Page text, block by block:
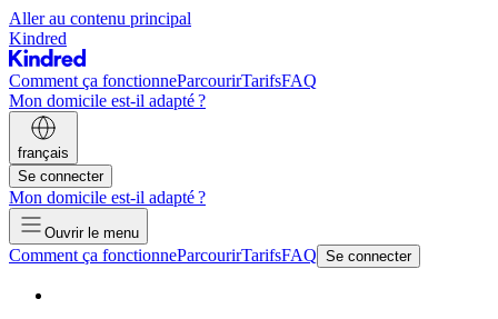
Aller au contenu principal
Kindred
Comment ça fonctionneParcourirTarifsFAQ
Mon domicile est-il adapté ?
français
Se connecter
Mon domicile est-il adapté ?
Ouvrir le menu
Comment ça fonctionneParcourirTarifsFAQ Se connecter